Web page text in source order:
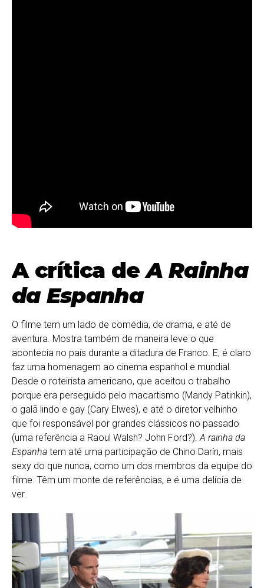
A crítica deA Rainha
da Espanha
O filme tem um lado de comédia, de drama, e até de
aventura. Mostra também de maneira leve o que
acontecia no país durante a ditadura de Franco. E, é claro
faz uma homenagem ao cinema espanhol e mundial.
Desde o roteirista americano, que aceitou o trabalho
porque era perseguido pelo macartismo (Mandy Patinkin),
o galã lindo e gay (Cary Elwes), e até o diretor velhinho
que foi responsável por grandes clássicos no passado
(uma referência a Raoul Walsh? John Ford?). A rainha da
Espanha tem até uma participação de Chino Darín, mais
sexy do que nunca, como um dos membros da equipe do
filme. Têm um monte de referências, e é uma delícia de
ver.